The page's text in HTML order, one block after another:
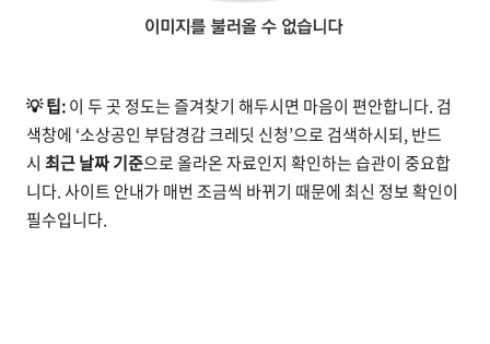
💡 팁:이 두 곳 정도는 즐겨찾기 해두시면 마음이 편안합니다. 검
색창에 ‘소상공인 부담경감 크레딧 신청’으로 검색하시되, 반드
시 최근 날짜 기준으로 올라온 자료인지 확인하는 습관이 중요합
니다. 사이트 안내가 매번 조금씩 바뀌기 때문에 최신 정보 확인이
필수입니다.